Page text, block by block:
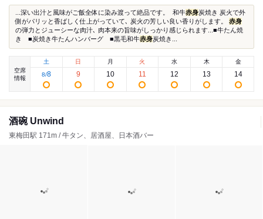
...深い出汁と風味がご飯全体に染み渡って絶品です。 ⁡ 和牛赤身炭焼き 炭火で外
側がパリッと香ばしく仕上がっていて､ 炭火の芳しい良い香りがします。 赤身
の弾力とジューシーな肉汁､ 肉本来の旨味がしっかり感じられます...■牛たん焼
き ■炭焼き牛たんハンバーグ ■黒毛和牛赤身炭焼き...
空席
情報
土
8/8
日
9
月
10
火
11
水
12
木
13
金
14
酒碗 Unwind
東梅田駅 171m / 牛タン、居酒屋、日本酒バー